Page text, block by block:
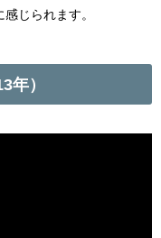
感じられます。
年）